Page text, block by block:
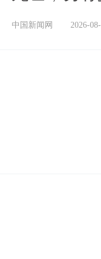
中国新闻网 2026-